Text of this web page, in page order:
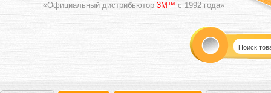
«Официальный дистрибьютор 3M™ с 1992 года»